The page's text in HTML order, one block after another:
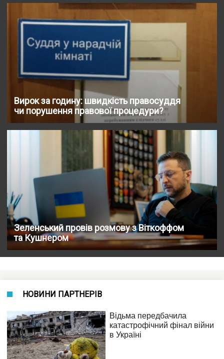
Вирок за годину: швидкість правосуддя
чи порушення правової процедури?
Зеленський провів розмову з Віткоффом
та Кушнером
НОВИНИ ПАРТНЕРІВ